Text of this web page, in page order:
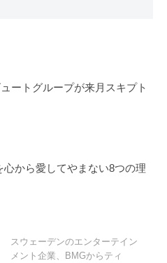
ートグループが来月スキプト
から愛してやまない8つの理
スウェーデンのエンターテイン
メント企業、BMGからティ